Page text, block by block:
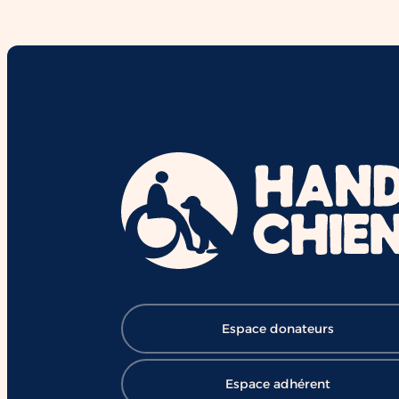
mois de formation,
chaque jour à ouvrir le chemin de la
réussite et de l'inclusion ❤️ 👉
Soutenir HANDI'CHIENS :
https://lnkd.in/eBV53T_7
#HANDICHIENS
#RéussiteScolaire #Inclusion
#ChangerDesVies
Espace donateurs
Espace adhérent